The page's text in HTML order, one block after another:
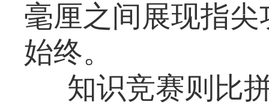
毫厘之间展现指
始终。
知识竞赛则比